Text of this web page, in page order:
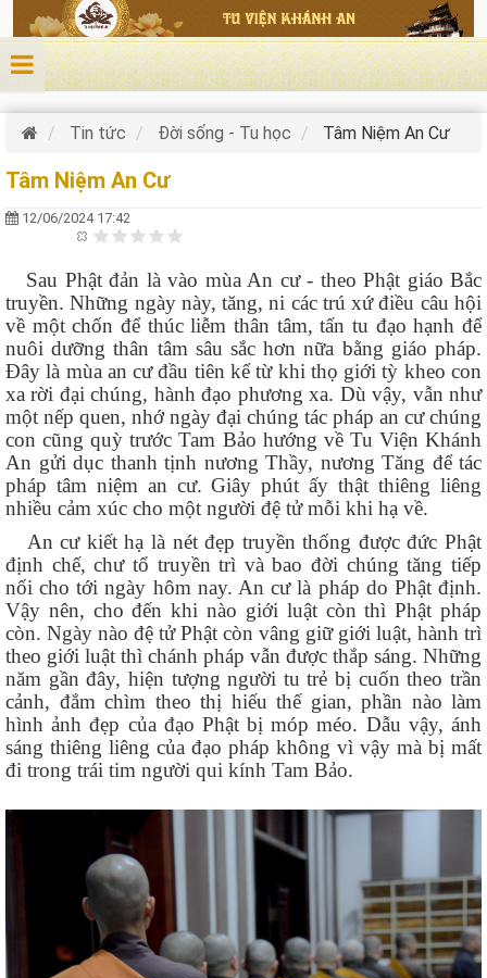
Nhảy đến nội dung
Tin tức Đời sống - Tu học Tâm Niệm An Cư
Tâm Niệm An Cư
12/06/2024 17:42
Sau Phật đản là vào mùa An cư - theo Phật giáo Bắc
truyền. Những ngày này, tăng, ni các trú xứ điều câu hội
về một chốn để thúc liễm thân tâm, tấn tu đạo hạnh để
nuôi dưỡng thân tâm sâu sắc hơn nữa bằng giáo pháp.
Đây là mùa an cư đầu tiên kể từ khi thọ giới tỳ kheo con
xa rời đại chúng, hành đạo phương xa. Dù vậy, vẫn như
một nếp quen, nhớ ngày đại chúng tác pháp an cư chúng
con cũng quỳ trước Tam Bảo hướng về Tu Viện Khánh
An gửi dục thanh tịnh nương Thầy, nương Tăng để tác
pháp tâm niệm an cư. Giây phút ấy thật thiêng liêng
nhiều cảm xúc cho một người đệ tử mỗi khi hạ về.
An cư kiết hạ là nét đẹp truyền thống được đức Phật
định chế, chư tổ truyền trì và bao đời chúng tăng tiếp
nối cho tới ngày hôm nay. An cư là pháp do Phật định.
Vậy nên, cho đến khi nào giới luật còn thì Phật pháp
còn. Ngày nào đệ tử Phật còn vâng giữ giới luật, hành trì
theo giới luật thì chánh pháp vẫn được thắp sáng. Những
năm gần đây, hiện tượng người tu trẻ bị cuốn theo trần
cảnh, đắm chìm theo thị hiếu thế gian, phần nào làm
hình ảnh đẹp của đạo Phật bị móp méo. Dẫu vậy, ánh
sáng thiêng liêng của đạo pháp không vì vậy mà bị mất
đi trong trái tim người qui kính Tam Bảo.